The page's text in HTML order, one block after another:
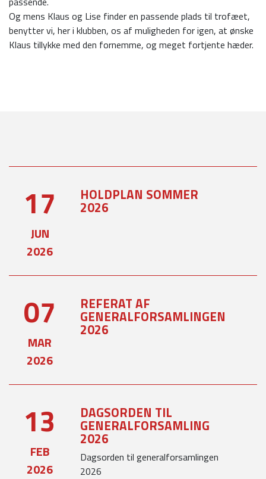
Og mens Klaus og Lise finder en passende plads til trofæet,
benytter vi, her i klubben, os af muligheden for igen, at ønske
Klaus tillykke med den fornemme, og meget fortjente hæder.
17
JUN
2026
HOLDPLAN SOMMER
2026
07
MAR
2026
REFERAT AF
GENERALFORSAMLINGEN
2026
13
FEB
2026
DAGSORDEN TIL
GENERALFORSAMLING
2026
Dagsorden til generalforsamlingen
2026